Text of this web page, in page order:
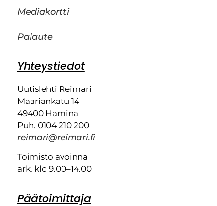
Mediakortti
Palaute
Yhteystiedot
Uutislehti Reimari
Maariankatu 14
49400 Hamina
Puh. 0104 210 200
reimari@reimari.fi
Toimisto avoinna
ark. klo 9.00–14.00
Päätoimittaja